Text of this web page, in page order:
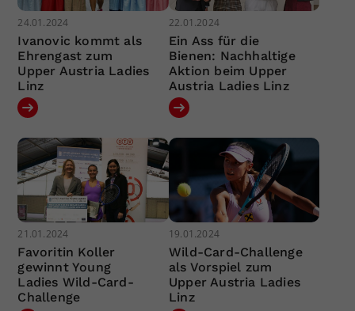
24.01.2024
Ivanovic kommt als
Ehrengast zum
Upper Austria Ladies
Linz
22.01.2024
Ein Ass für die
Bienen: Nachhaltige
Aktion beim Upper
Austria Ladies Linz
21.01.2024
Favoritin Koller
gewinnt Young
Ladies Wild-Card-
Challenge
19.01.2024
Wild-Card-Challenge
als Vorspiel zum
Upper Austria Ladies
Linz